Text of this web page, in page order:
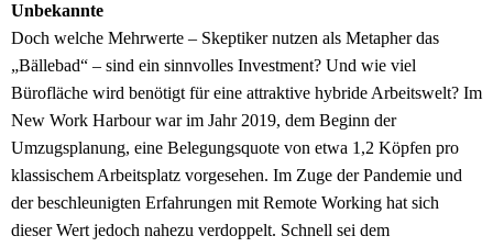
Unbekannte
Doch welche Mehrwerte – Skeptiker nutzen als Metapher das
„Bällebad“ – sind ein sinnvolles Investment? Und wie viel
Bürofläche wird benötigt für eine attraktive hybride Arbeitswelt? Im
New Work Harbour war im Jahr 2019, dem Beginn der
Umzugsplanung, eine Belegungsquote von etwa 1,2 Köpfen pro
klassischem Arbeitsplatz vorgesehen. Im Zuge der Pandemie und
der beschleunigten Erfahrungen mit Remote Working hat sich
dieser Wert jedoch nahezu verdoppelt. Schnell sei dem